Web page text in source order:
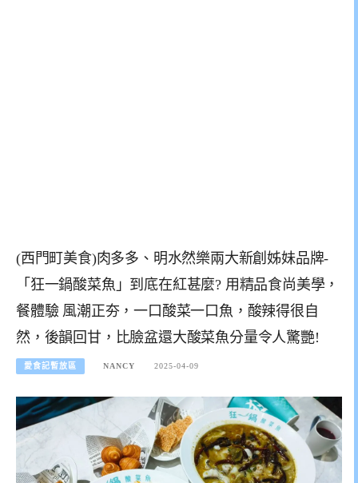
(西門町美食)肉多多、明水然樂兩大新創姊妹品牌-
「狂一鍋酸菜魚」到底在紅甚麼? 用精品食尚美學，
餐體驗 風潮正夯，一口酸菜一口魚，酸辣得很自
然，後韻回甘，比臉盆還大酸菜魚分量令人驚艷!
愛食記暫放區 NANCY 2025-04-09